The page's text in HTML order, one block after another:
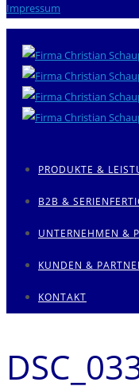
Impressum
PRODUKTE &
B2B &
UNTERNEHMEN &
KUNDEN &
KONTAKT